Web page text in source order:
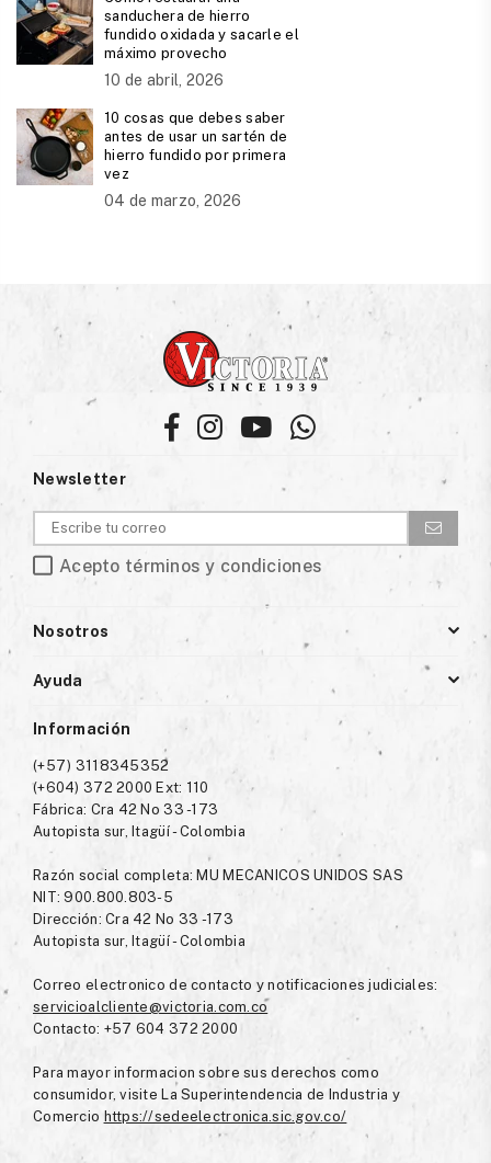
sanduchera de hierro
fundido oxidada y sacarle el
máximo provecho
10 de abril, 2026
10 cosas que debes saber
antes de usar un sartén de
hierro fundido por primera
vez
04 de marzo, 2026
FacebookInstagramYouTubeWhatsapp
Newsletter
Acepto términos y condiciones
Nosotros
Ayuda
Información
(+57) 3118345352
(+604) 372 2000 Ext: 110
Fábrica: Cra 42 No 33 -173
Autopista sur, Itagüí - Colombia
Razón social completa: MU MECANICOS UNIDOS SAS
NIT: 900.800.803-5
Dirección: Cra 42 No 33 -173
Autopista sur, Itagüí - Colombia
Correo electronico de contacto y notificaciones judiciales:
servicioalcliente@victoria.com.co
Contacto: +57 604 372 2000
Para mayor informacion sobre sus derechos como
consumidor, visite La Superintendencia de Industria y
Comercio https://sedeelectronica.sic.gov.co/